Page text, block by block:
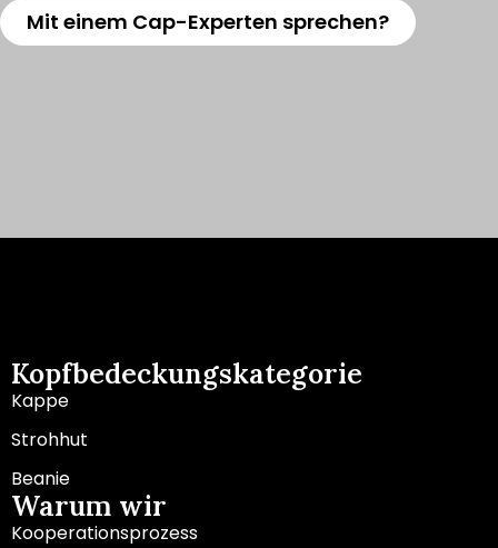
Mit einem Cap-Experten sprechen?
Kopfbedeckungskategorie
Kappe
Strohhut
Beanie
Warum wir
Kooperationsprozess